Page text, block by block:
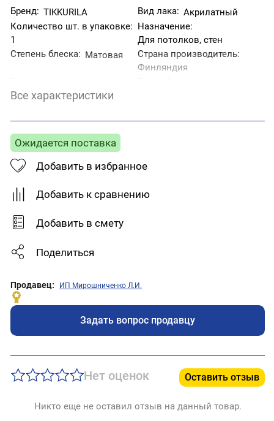
Бренд: TIKKURILA Вид лака: Акрилатный
Количество шт. в упаковке:
1
Назначение:
Для потолков, стен
Степень блеска: Матовая
Страна производитель:
Финляндия
Все характеристики
Ожидается поставка
Добавить в избранное
Добавить к сравнению
Добавить в смету
Поделиться
Продавец: ИП Мирошниченко Л.И.
Задать вопрос продавцу
Нет оценок Оставить отзыв
Никто еще не оставил отзыв на данный товар.